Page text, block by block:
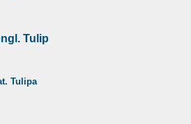
Tulip
Tulipa